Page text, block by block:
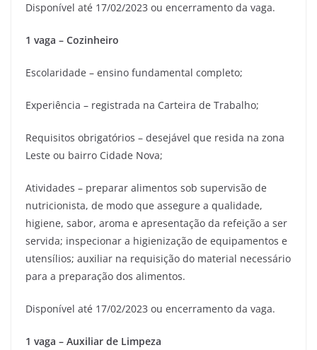
Disponível até 17/02/2023 ou encerramento da vaga.
1 vaga – Cozinheiro
Escolaridade – ensino fundamental completo;
Experiência – registrada na Carteira de Trabalho;
Requisitos obrigatórios – desejável que resida na zona
Leste ou bairro Cidade Nova;
Atividades – preparar alimentos sob supervisão de
nutricionista, de modo que assegure a qualidade,
higiene, sabor, aroma e apresentação da refeição a ser
servida; inspecionar a higienização de equipamentos e
utensílios; auxiliar na requisição do material necessário
para a preparação dos alimentos.
Disponível até 17/02/2023 ou encerramento da vaga.
1 vaga – Auxiliar de Limpeza